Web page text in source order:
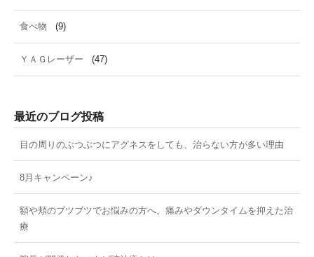
食べ物 (9)
ＹＡＧレーザー (47)
最近のブログ投稿
目の周りのぶつぶつにアグネスをしても、治らない方が多い理由
8月キャンペーン♪
額や頬のブツブツでお悩みの方へ。痛みやダウンタイムを抑えた治
療